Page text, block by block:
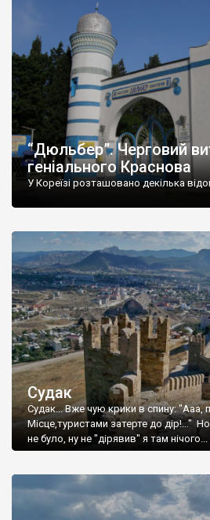
“Дюльбер”. Черговий
геніального Краснова
У Кореїзі розташовано декілька
Судак
Судак... Вже чую крики в спину: "Ааа,
Місце,туристами затерте до дір!..."
не було, ну не "дірявив" я там